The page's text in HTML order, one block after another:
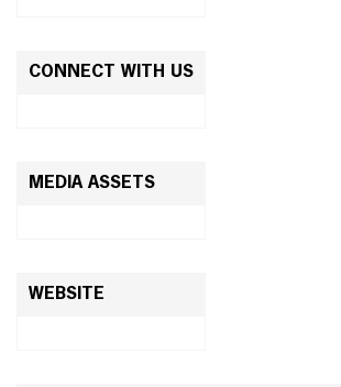
CONNECT WITH US
MEDIA ASSETS
WEBSITE